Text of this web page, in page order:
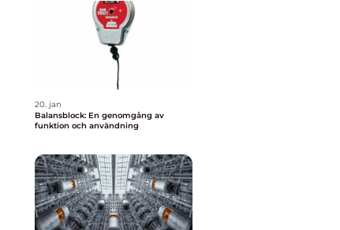
20. jan
Balansblock: En genomgång av
funktion och användning